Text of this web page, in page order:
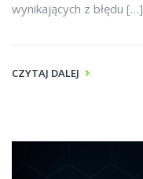
wynikających z błędu […]
CZYTAJ DALEJ